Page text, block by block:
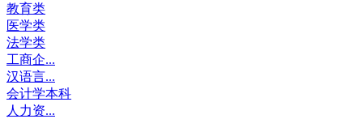
教育类
医学类
法学类
工商企...
汉语言...
会计学本科
人力资...